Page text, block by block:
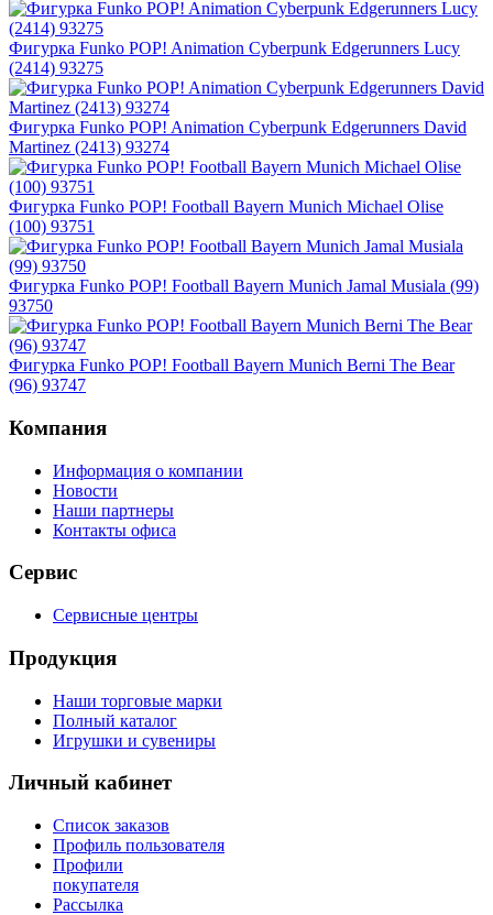
Фигурка Funko POP! Animation Cyberpunk Edgerunners Lucy
(2414) 93275
Фигурка Funko POP! Animation Cyberpunk Edgerunners David
Martinez (2413) 93274
Фигурка Funko POP! Football Bayern Munich Michael Olise
(100) 93751
Фигурка Funko POP! Football Bayern Munich Jamal Musiala (99)
93750
Фигурка Funko POP! Football Bayern Munich Berni The Bear
(96) 93747
Компания
Информация о компании
Новости
Наши партнеры
Контакты офиса
Сервис
Сервисные центры
Продукция
Наши торговые марки
Полный каталог
Игрушки и сувениры
Личный кабинет
Список заказов
Профиль пользователя
Профили
покупателя
Рассылка